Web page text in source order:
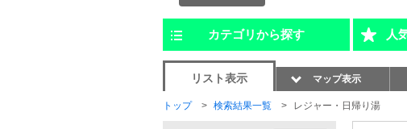
カテゴリから探す 人
リスト表示 マップ表示
トップ 検索結果一覧 レジャー・日帰り湯